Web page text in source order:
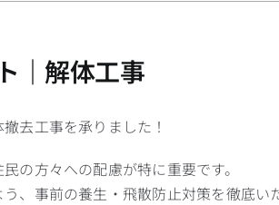
｜解体工事
去工事を承りました！
の方々への配慮が特に重要です。
、事前の養生・飛散防止対策を徹底い